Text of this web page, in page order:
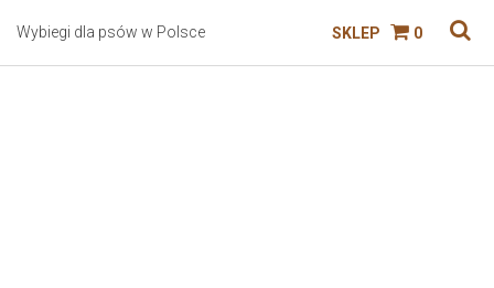
Wybiegi dla psów w Polsce SKLEP 0